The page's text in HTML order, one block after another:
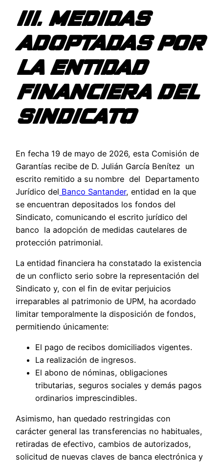
III. MEDIDAS
ADOPTADAS POR
LA ENTIDAD
FINANCIERA DEL
SINDICATO
En fecha 19 de mayo de 2026, esta Comisión de
Garantías recibe de D. Julián García Benítez un
escrito remitido a su nombre del Departamento
Jurídico del Banco Santander, entidad en la que
se encuentran depositados los fondos del
Sindicato, comunicando el escrito jurídico del
banco la adopción de medidas cautelares de
protección patrimonial.
La entidad financiera ha constatado la existencia
de un conflicto serio sobre la representación del
Sindicato y, con el fin de evitar perjuicios
irreparables al patrimonio de UPM, ha acordado
limitar temporalmente la disposición de fondos,
permitiendo únicamente:
El pago de recibos domiciliados vigentes.
La realización de ingresos.
El abono de nóminas, obligaciones
tributarias, seguros sociales y demás pagos
ordinarios imprescindibles.
Asimismo, han quedado restringidas con
carácter general las transferencias no habituales,
retiradas de efectivo, cambios de autorizados,
solicitud de nuevas claves de banca electrónica y